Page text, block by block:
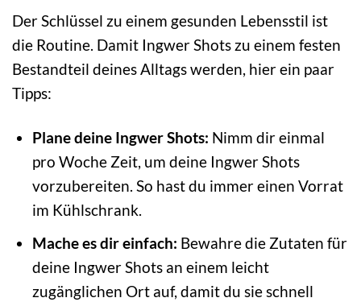
Der Schlüssel zu einem gesunden Lebensstil ist
die Routine. Damit Ingwer Shots zu einem festen
Bestandteil deines Alltags werden, hier ein paar
Tipps:
Plane deine Ingwer Shots: Nimm dir einmal
pro Woche Zeit, um deine Ingwer Shots
vorzubereiten. So hast du immer einen Vorrat
im Kühlschrank.
Mache es dir einfach: Bewahre die Zutaten für
deine Ingwer Shots an einem leicht
zugänglichen Ort auf, damit du sie schnell